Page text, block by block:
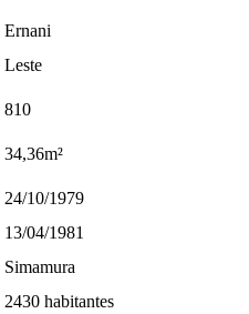
Ernani
Leste
810
34,36m²
24/10/1979
13/04/1981
Simamura
2430 habitantes